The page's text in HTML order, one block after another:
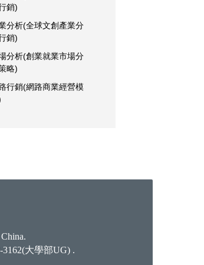
銷)
分析(全球文創產業分
銷)
分析(創業就業市場分
略)
行銷(網路商業經營模
3162(大學部UG) .